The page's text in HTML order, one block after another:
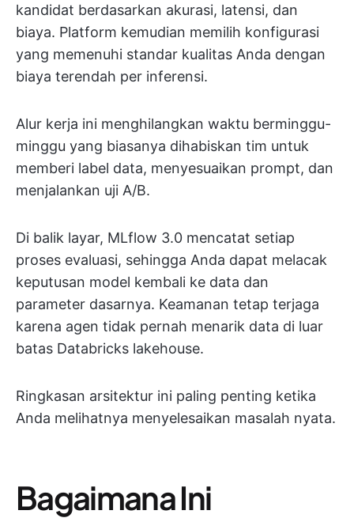
kandidat berdasarkan akurasi, latensi, dan
biaya. Platform kemudian memilih konfigurasi
yang memenuhi standar kualitas Anda dengan
biaya terendah per inferensi.
Alur kerja ini menghilangkan waktu berminggu-
minggu yang biasanya dihabiskan tim untuk
memberi label data, menyesuaikan prompt, dan
menjalankan uji A/B.
Di balik layar, MLflow 3.0 mencatat setiap
proses evaluasi, sehingga Anda dapat melacak
keputusan model kembali ke data dan
parameter dasarnya. Keamanan tetap terjaga
karena agen tidak pernah menarik data di luar
batas Databricks lakehouse.
Ringkasan arsitektur ini paling penting ketika
Anda melihatnya menyelesaikan masalah nyata.
Bagaimana Ini